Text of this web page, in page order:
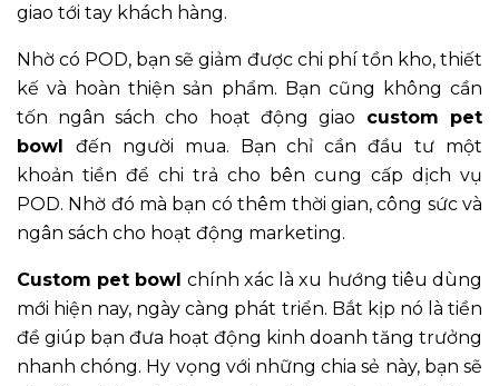
giao tới tay khách hàng.
Nhờ có POD, bạn sẽ giảm được chi phí tồn kho, thiết
kế và hoàn thiện sản phẩm. Bạn cũng không cần
tốn ngân sách cho hoạt động giao custom pet
bowl đến người mua. Bạn chỉ cần đầu tư một
khoản tiền để chi trả cho bên cung cấp dịch vụ
POD. Nhờ đó mà bạn có thêm thời gian, công sức và
ngân sách cho hoạt động marketing.
Custom pet bowl chính xác là xu hướng tiêu dùng
mới hiện nay, ngày càng phát triển. Bắt kịp nó là tiền
đề giúp bạn đưa hoạt động kinh doanh tăng trưởng
nhanh chóng. Hy vọng với những chia sẻ này, bạn sẽ